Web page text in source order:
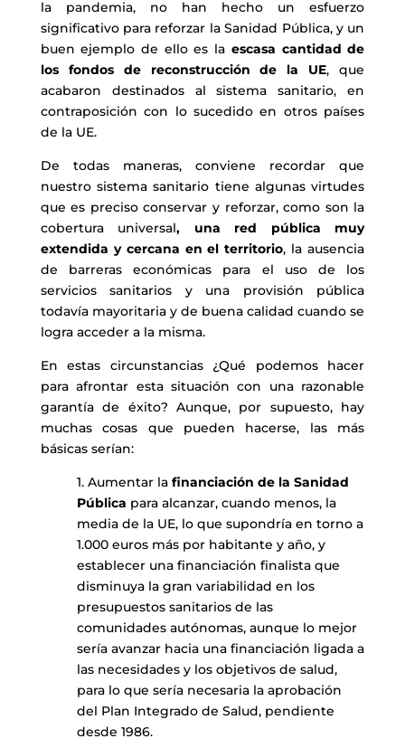
la pandemia, no han hecho un esfuerzo
significativo para reforzar la Sanidad Pública, y un
buen ejemplo de ello es la escasa cantidad de
los fondos de reconstrucción de la UE, que
acabaron destinados al sistema sanitario, en
contraposición con lo sucedido en otros países
de la UE.
De todas maneras, conviene recordar que
nuestro sistema sanitario tiene algunas virtudes
que es preciso conservar y reforzar, como son la
cobertura universal, una red pública muy
extendida y cercana en el territorio, la ausencia
de barreras económicas para el uso de los
servicios sanitarios y una provisión pública
todavía mayoritaria y de buena calidad cuando se
logra acceder a la misma.
En estas circunstancias ¿Qué podemos hacer
para afrontar esta situación con una razonable
garantía de éxito? Aunque, por supuesto, hay
muchas cosas que pueden hacerse, las más
básicas serían:
1. Aumentar lafinanciación de la Sanidad
Pública para alcanzar, cuando menos, la
media de la UE, lo que supondría en torno a
1.000 euros más por habitante y año, y
establecer una financiación finalista que
disminuya la gran variabilidad en los
presupuestos sanitarios de las
comunidades autónomas, aunque lo mejor
sería avanzar hacia una financiación ligada a
las necesidades y los objetivos de salud,
para lo que sería necesaria la aprobación
del Plan Integrado de Salud, pendiente
desde 1986.